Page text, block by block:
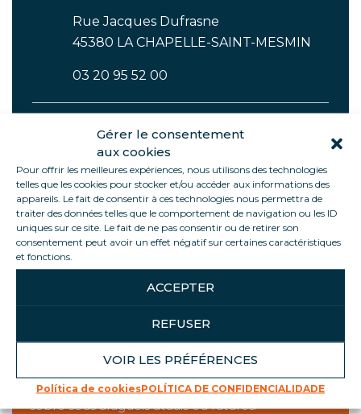
Gérer le consentement
aux cookies
Pour offrir les meilleures expériences, nous utilisons des technologies
telles que les cookies pour stocker et/ou accéder aux informations des
appareils. Le fait de consentir à ces technologies nous permettra de
traiter des données telles que le comportement de navigation ou les ID
uniques sur ce site. Le fait de ne pas consentir ou de retirer son
consentement peut avoir un effet négatif sur certaines caractéristiques
et fonctions.
ACCEPTER
REFUSER
VOIR LES PRÉFÉRENCES
Política de cookiesPOLÍTICA DE CONFIDENCIALIDADE
Rue Jacques Dufrasne
45380 LA CHAPELLE-SAINT-MESMIN
03 20 95 52 00
Horário de funcionamento
Agência
Segunda-
feira
7h45 -16h30 8h-12h/13h30-15h30
Terça-feira 7h45 -16h30
8h-12h/13h30-15h30
Quarta-feira
7h45 -16h30
8h-12h/13h30-15h30
Quinta-feira
Sexta-feira
7h45 -16h45 8h-12h/13h30-15h30
OUVINDO VOCÊ
Estamos à disposição para quaisquer dúvidas
sobre seus aluguéis atuais ou futuros.